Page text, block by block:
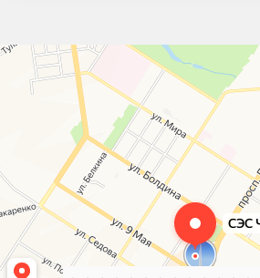
СЭС Чистый город
Дезинфекция, дезинсекция, дератизация в Туле